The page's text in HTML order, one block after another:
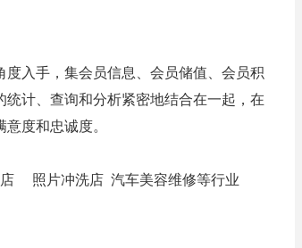
入手，集会员信息、会员储值、会员积
计、查询和分析紧密地结合在一起，在
度和忠诚度。
照片冲洗店 汽车美容维修等行业